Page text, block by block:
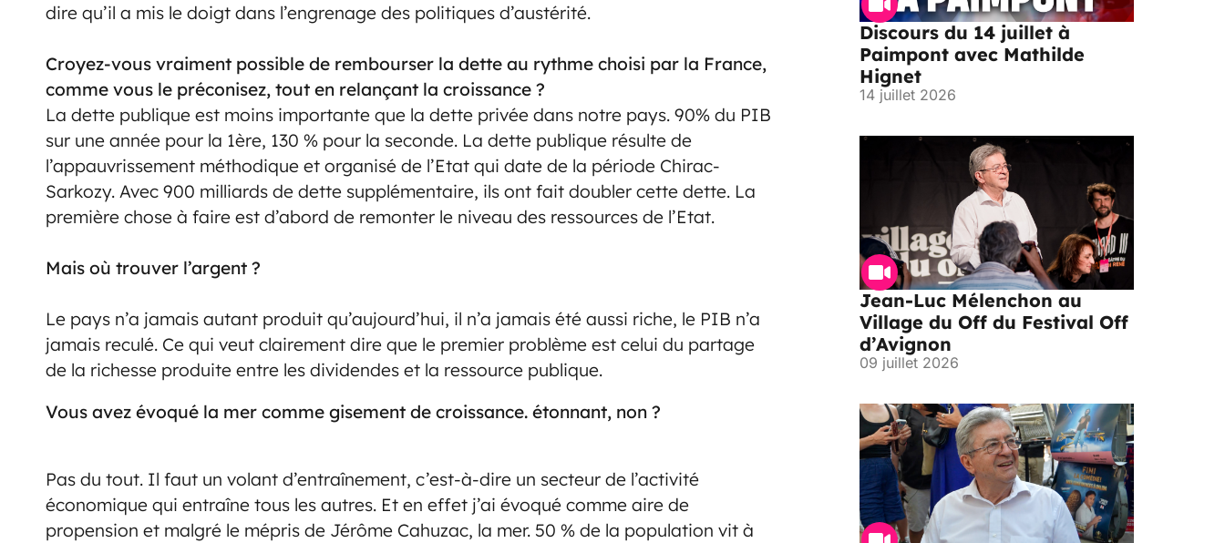
dire qu’il a mis le doigt dans l’engrenage des politiques d’austérité.
Croyez-vous vraiment possible de rembourser la dette au rythme choisi par la France,
comme vous le préconisez, tout en relançant la croissance ?
La dette publique est moins importante que la dette privée dans notre pays. 90% du PIB
sur une année pour la 1ère, 130 % pour la seconde. La dette publique résulte de
l’appauvrissement méthodique et organisé de l’Etat qui date de la période Chirac-
Sarkozy. Avec 900 milliards de dette supplémentaire, ils ont fait doubler cette dette. La
première chose à faire est d’abord de remonter le niveau des ressources de l’Etat.
Mais où trouver l’argent ?
Le pays n’a jamais autant produit qu’aujourd’hui, il n’a jamais été aussi riche, le PIB n’a
jamais reculé. Ce qui veut clairement dire que le premier problème est celui du partage
de la richesse produite entre les dividendes et la ressource publique.
Vous avez évoqué la mer comme gisement de croissance. étonnant, non ?
Pas du tout. Il faut un volant d’entraînement, c’est-à-dire un secteur de l’activité
économique qui entraîne tous les autres. Et en effet j’ai évoqué comme aire de
propension et malgré le mépris de Jérôme Cahuzac, la mer. 50 % de la population vit à
Discours du 14 juillet à
Paimpont avec Mathilde
Hignet
14 juillet 2026
Jean-Luc Mélenchon au
Village du Off du Festival Off
d’Avignon
09 juillet 2026